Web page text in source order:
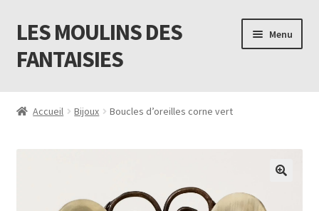
Aller
à
la
Aller
au
contenu
LES MOULINS DES
FANTAISIES
Menu
Accueil Bijoux Boucles d’oreilles corne vert